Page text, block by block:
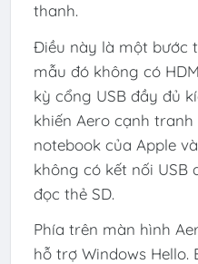
thanh.
Điều này là một bước
mẫu đó không có
kỳ cổng USB đầy đủ
khiến Aero cạnh
notebook của Apple và
không có kết nối USB
đọc thẻ SD.
Phía trên màn hình
hỗ trợ Windows